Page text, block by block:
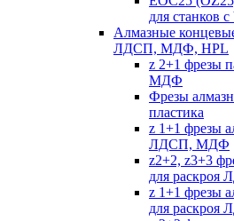
для станков
Алмазные
ЛДСП, МДФ, HPL
z 2+1 фрезы
МДФ
Фрезы
пластика
z 1+1 фрезы
ЛДСП, МДФ
z2+2, z3+3
для
z 1+1 фрезы
для